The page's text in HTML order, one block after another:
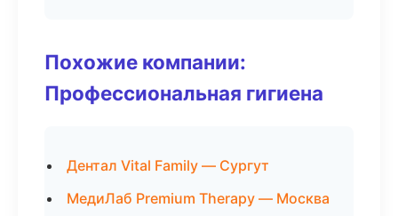
Похожие компании:
Профессиональная гигиена
Дентал Vital Family — Сургут
МедиЛаб Premium Therapy — Москва